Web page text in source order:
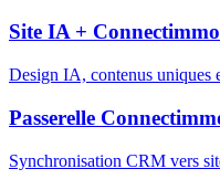
Site IA + Connectimmo
Design IA, contenus uniques
Passerelle
Synchronisation CRM vers